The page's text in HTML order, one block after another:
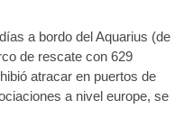
a bordo del Aquarius (de
de rescate con 629
atracar en puertos de
a nivel europe, se